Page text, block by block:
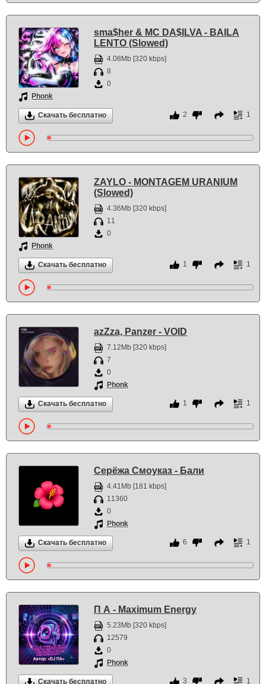
sma$her & MC DA$ILVA - BAILA
LENTO (Slowed)
4.08Mb [320 kbps]
8
0
Phonk
Скачать бесплатно 2 1
ZAYLO - MONTAGEM URANIUM
(Slowed)
4.36Mb [320 kbps]
11
0
Phonk
Скачать бесплатно 1 1
azZza, Panzer - VOID
7.12Mb [320 kbps]
7
0
Phonk
Скачать бесплатно 1 1
Серёжа Смоуказ - Бали
4.41Mb [181 kbps]
11360
0
Phonk
Скачать бесплатно 6 1
П А - Maximum Energy
5.23Mb [320 kbps]
12579
0
Phonk
Скачать бесплатно 3 1